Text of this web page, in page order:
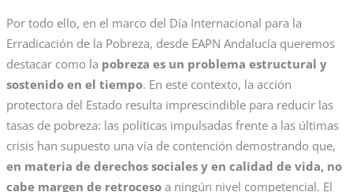
Por todo ello, en el marco del Día Internacional para la
Erradicación de la Pobreza, desde EAPN Andalucía queremos
destacar como la pobreza es un problema estructural y
sostenido en el tiempo. En este contexto, la acción
protectora del Estado resulta imprescindible para reducir las
tasas de pobreza: las políticas impulsadas frente a las últimas
crisis han supuesto una vía de contención demostrando que,
en materia de derechos sociales y en calidad de vida, no
cabe margen de retroceso a ningún nivel competencial. El